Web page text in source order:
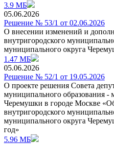
3.9 МБ
05.06.2026
Решение № 53/1 от 02.06.2026
О внесении изменений и
внутригородского
муниципального округа
1.47 МБ
05.06.2026
Решение № 52/1 от 19.05.2026
О проекте решения Совета
муниципального образования -
Черемушки в городе Москве
внутригородского
муниципального округа
год»
5.96 МБ